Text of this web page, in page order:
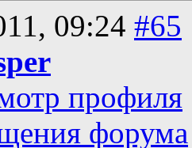
09:24 #65
профиля
форума